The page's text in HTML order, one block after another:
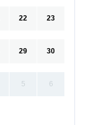
22 23
29 30
5 6